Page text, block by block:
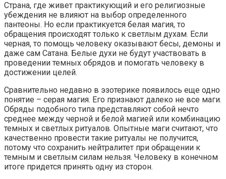
Страна, где живет практикующий и его религиозные
убеждения не влияют на выбор определенного
пантеоны. Но если практикуется белая магия, то
обращения происходят только к светлым духам. Если
черная, то помощь человеку оказывают бесы, демоны и
даже сам Сатана. Белые духи не будут участвовать в
проведении темных обрядов и помогать человеку в
достижении целей.
Сравнительно недавно в эзотерике появилось еще одно
понятие – серая магия. Его признают далеко не все маги.
Обряды подобного типа представляют собой нечто
среднее между черной и белой магией или комбинацию
темных и светлых ритуалов. Опытные маги считают, что
качественно провести такие ритуалы не получится,
потому что сохранить нейтралитет при обращении к
темным и светлым силам нельзя. Человеку в конечном
итоге придется принять одну из сторон.